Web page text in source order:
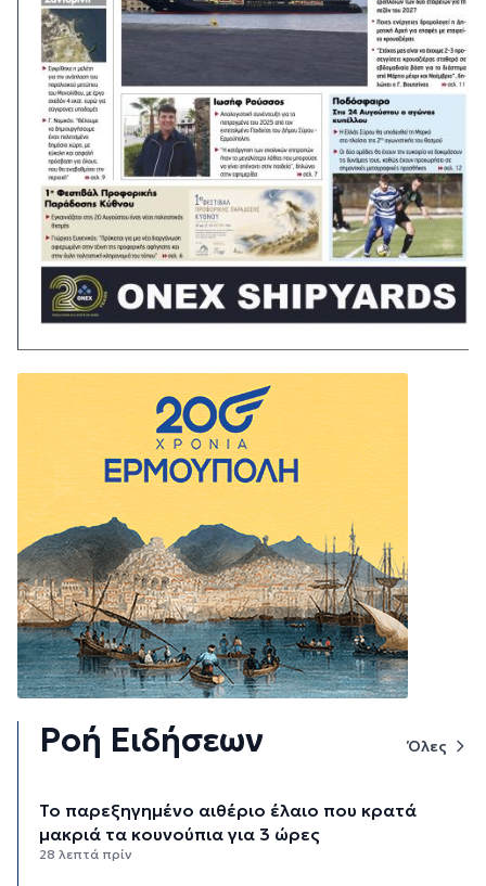
Ροή Ειδήσεων Όλες
Το παρεξηγημένο αιθέριο έλαιο που κρατά
μακριά τα κουνούπια για 3 ώρες
28 λεπτά πρίν